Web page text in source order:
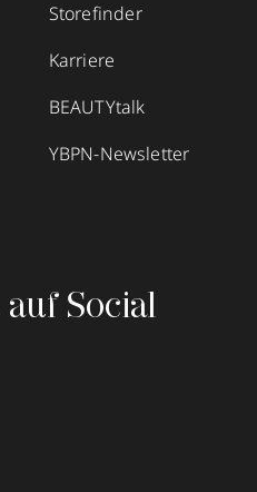
Storefinder
Karriere
BEAUTYtalk
YBPN-Newsletter
auf Social